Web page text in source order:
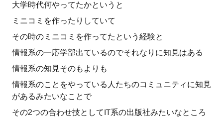
大学時代何やってたかというと
ミニコミを作ったりしていて
その時のミニコミを作ってたという経験と
情報系の一応学部出ているのでそれなりに知見はある
情報系の知見そのもよりも
情報系のことをやっている人たちのコミュニティに知見
があるみたいなことで
その2つの合わせ技としてIT系の出版社みたいなところ